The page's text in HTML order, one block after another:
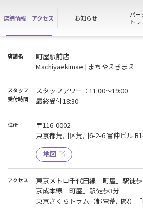
店舗情報 アクセス お知らせ
パー
ト
店舗名
町屋駅前店
Machiyaekimae | まちやえきまえ
スタッフ
受付時間
スタッフアワー：11:00～19:00
最終受付18:30
住所
〒116-0002
東京都荒川区荒川6-2-6 富伸ビル
地図
アクセス
東京メトロ千代田線「町屋」駅徒
京成本線「町屋」駅徒歩3分
東京さくらトラム（都電荒川線）